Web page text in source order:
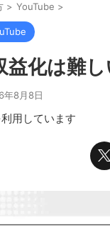
> YouTube >
化は難
年8月8日
用しています